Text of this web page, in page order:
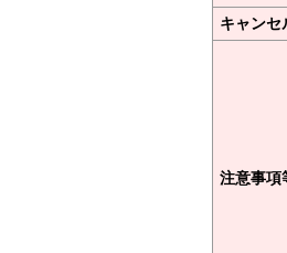
キャンセ
注意事項